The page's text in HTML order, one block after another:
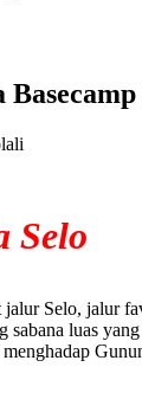
Selo
Selo, jalur
sabana luas